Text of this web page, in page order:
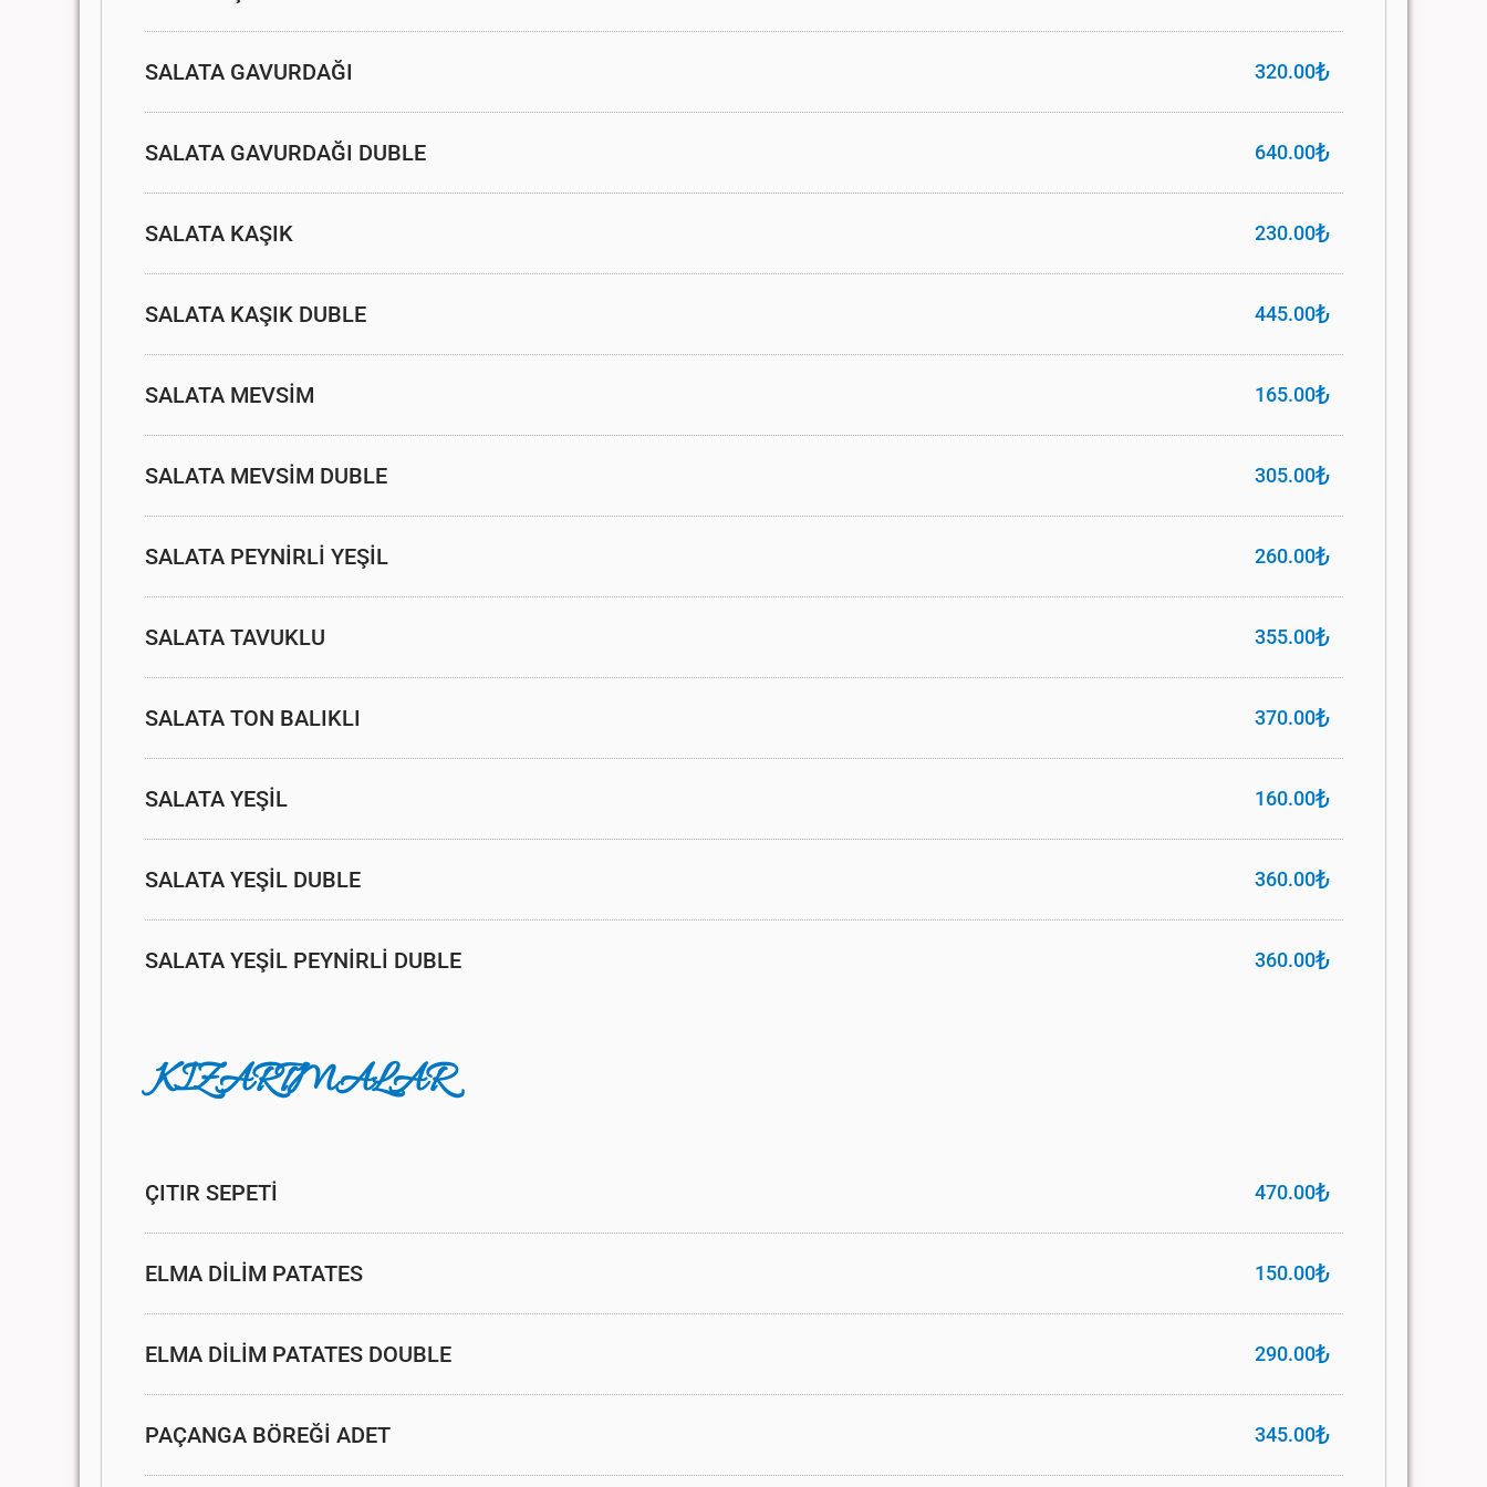
SALATA GAVURDAĞI 320.00₺
SALATA GAVURDAĞI DUBLE 640.00₺
SALATA KAŞIK 230.00₺
SALATA KAŞIK DUBLE 445.00₺
SALATA MEVSİM 165.00₺
SALATA MEVSİM DUBLE 305.00₺
SALATA PEYNİRLİ YEŞİL 260.00₺
SALATA TAVUKLU 355.00₺
SALATA TON BALIKLI 370.00₺
SALATA YEŞİL 160.00₺
SALATA YEŞİL DUBLE 360.00₺
SALATA YEŞİL PEYNİRLİ DUBLE 360.00₺
KIZARTMALAR
ÇITIR SEPETİ 470.00₺
ELMA DİLİM PATATES 150.00₺
ELMA DİLİM PATATES DOUBLE 290.00₺
PAÇANGA BÖREĞİ ADET 345.00₺